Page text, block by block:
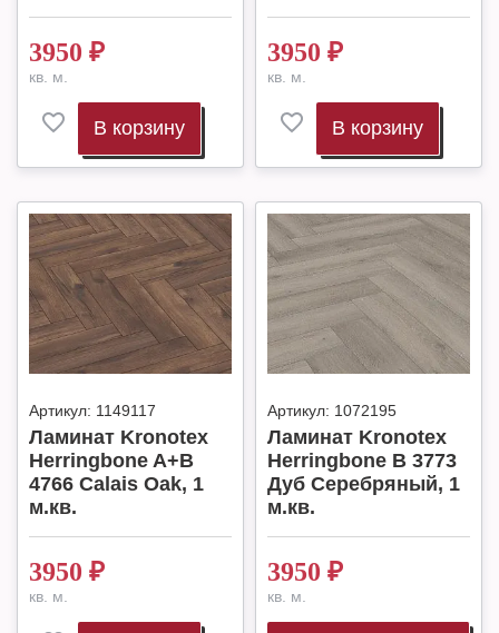
3950 ₽
кв. м.
В корзину
3950 ₽
кв. м.
В корзину
Артикул: 1149117
Ламинат Kronotex
Herringbone A+B
4766 Calais Oak, 1
м.кв.
3950 ₽
кв. м.
Артикул: 1072195
Ламинат Kronotex
Herringbone B 3773
Дуб Серебряный, 1
м.кв.
3950 ₽
кв. м.